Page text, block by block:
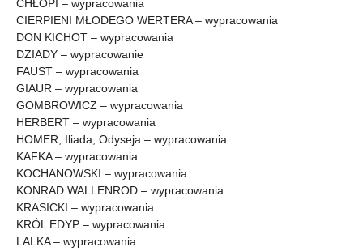
CHŁOPI – wypracowania
CIERPIENI MŁODEGO WERTERA – wypracowania
DON KICHOT – wypracowania
DZIADY – wypracowanie
FAUST – wypracowania
GIAUR – wypracowania
GOMBROWICZ – wypracowania
HERBERT – wypracowania
HOMER, Iliada, Odyseja – wypracowania
KAFKA – wypracowania
KOCHANOWSKI – wypracowania
KONRAD WALLENROD – wypracowania
KRASICKI – wypracowania
KRÓL EDYP – wypracowania
LALKA – wypracowania